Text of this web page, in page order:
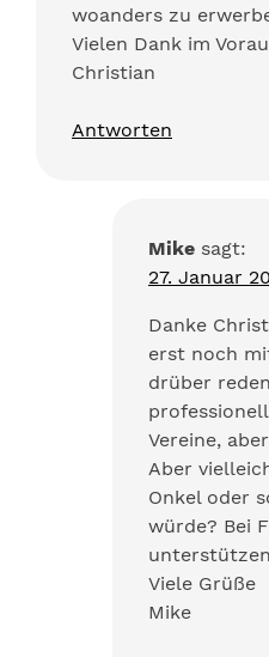
woanders zu
Vielen Dank im
Christian
Antworten
Mike sagt:
27. Januar
Danke
erst noch
drüber
Vereine,
Aber
Onkel oder
würde? Bei
Viele Grüße
Mike